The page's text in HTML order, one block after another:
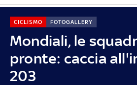
Mondiali, le
pronte: caccia
203
CICLISMO FOTOGALLERY